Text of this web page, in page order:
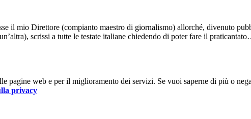
il mio Direttore (compianto maestro di giornalismo) allorché, divenuto
scrissi a tutte le testate italiane chiedendo di poter fare il
pagine web e per il miglioramento dei servizi. Se vuoi saperne di più o
privacy